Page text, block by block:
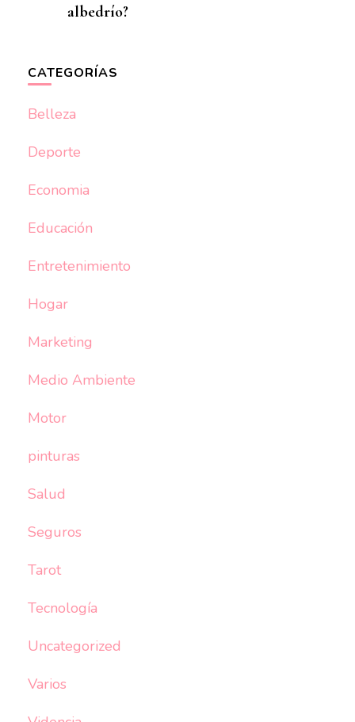
albedrío?
CATEGORÍAS
Belleza
Deporte
Economia
Educación
Entretenimiento
Hogar
Marketing
Medio Ambiente
Motor
pinturas
Salud
Seguros
Tarot
Tecnología
Uncategorized
Varios